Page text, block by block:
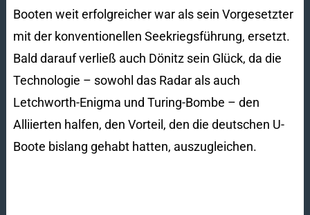
Booten weit erfolgreicher war als sein Vorgesetzter
mit der konventionellen Seekriegsführung, ersetzt.
Bald darauf verließ auch Dönitz sein Glück, da die
Technologie – sowohl das Radar als auch
Letchworth-Enigma und Turing-Bombe – den
Alliierten halfen, den Vorteil, den die deutschen U-
Boote bislang gehabt hatten, auszugleichen.